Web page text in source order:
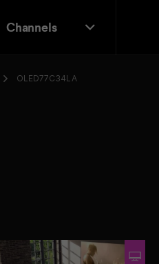
Channels
OLED77C34LA